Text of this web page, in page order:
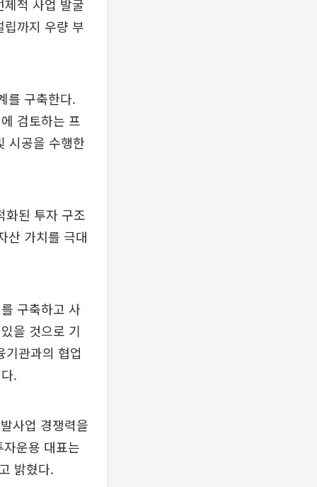
적 사업 발굴
까지 우량 부
를 구축한다.
검토하는 프
시공을 수행한
화된 투자 구조
산 가치를 극대
구축하고 사
을 것으로 기
관과의 협업
.
사업 경쟁력을
운용 대표는
밝혔다.